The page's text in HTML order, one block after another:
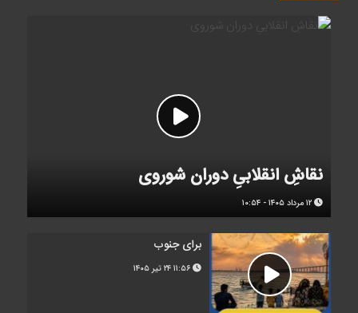
نقاشِ انقلابیِ دوران شوروی
برای جنوب
۲۴ تیر ۱۴۰۵